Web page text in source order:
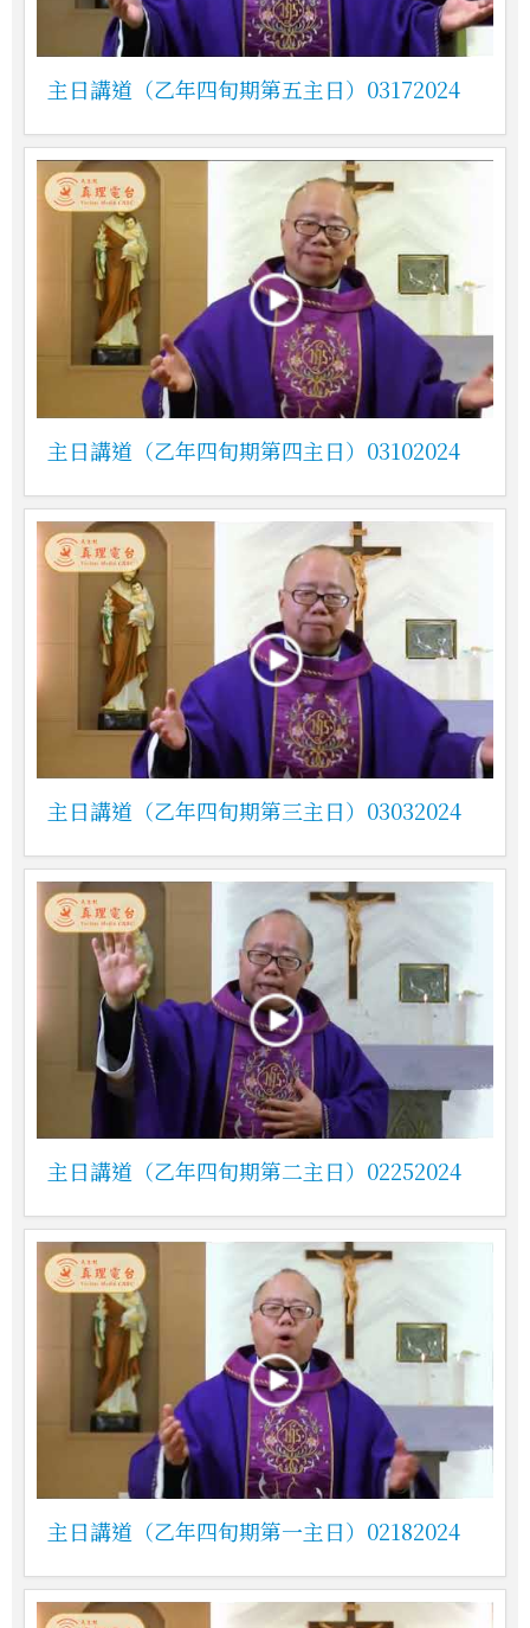
主日講道（乙年四旬期第五主日）03172024
主日講道（乙年四旬期第四主日）03102024
主日講道（乙年四旬期第三主日）03032024
主日講道（乙年四旬期第二主日）02252024
主日講道（乙年四旬期第一主日）02182024